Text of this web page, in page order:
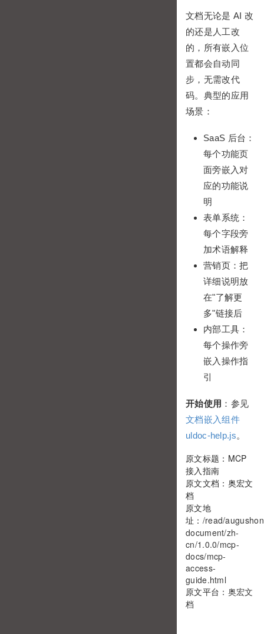
文档无论是 AI 改
的还是人工改
的，所有嵌入位
置都会自动同
步，无需改代
码。典型的应用
场景：
SaaS 后台：
每个功能页
面旁嵌入对
应的功能说
明
表单系统：
每个字段旁
加术语解释
营销页：把
详细说明放
在"了解更
多"链接后
内部工具：
每个操作旁
嵌入操作指
引
开始使用 ：参见
文档嵌入组件
uldoc-help.js。
原文标题：MCP
接入指南
原文文档：奥宏文
档
原文地
址： /read/
document/zh-
cn/1.0.0/mcp-
docs/mcp-
access-
guide.html
原文平台： 奥宏文
档